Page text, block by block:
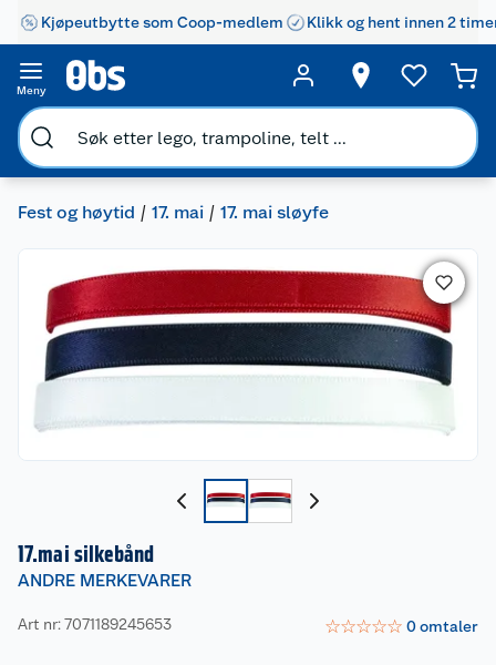
Kjøpeutbytte som Coop-medlem Klikk og hent innen 2
Meny
Fest og høytid 17. mai 17. mai sløyfe
17.mai silkebånd
ANDRE MERKEVARER
Art nr: 7071189245653 ☆☆☆☆☆ 0omtaler